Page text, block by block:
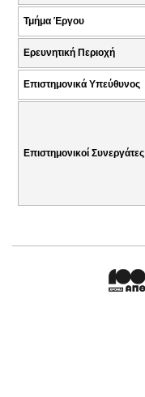
Τμήμα Έργου
Ερευνητική Περιοχή
Επιστημονικά Υπεύθυνος
Επιστημονικοί Συνεργάτες